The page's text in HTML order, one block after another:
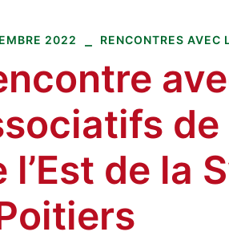
2022 RENCONTRES AVEC
l’Est de la